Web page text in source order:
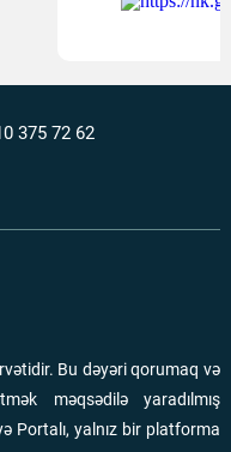
donor orqanındadır
yaşlı şəxslərdə
375 72 62
Bu dəyəri qorumaq və
məqsədilə yaradılmış
Portalı, yalnız bir platforma